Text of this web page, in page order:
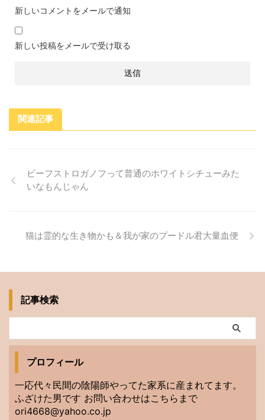
新しいコメントをメールで通知
新しい投稿をメールで受け取る
関連記事
ビーフストロガノフって普通のホワイトシチューみた
いなもんじゃん
猫は霊的な生き物かも＆我が家のプードル君大量血便
記事検索
プロフィール
一応代々民間の陰陽師やってた家系に産まれてます。
ふざけた男です お問い合わせはこちらまで
ori4668@yahoo.co.jp